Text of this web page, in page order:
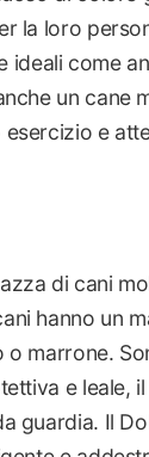
la loro
ideali come
un cane
e
di cani
hanno un
marrone.
e leale,
guardia. Il